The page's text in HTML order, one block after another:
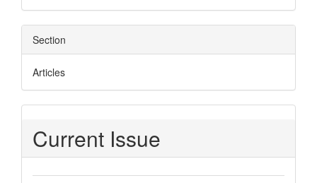
Section
Articles
Current Issue